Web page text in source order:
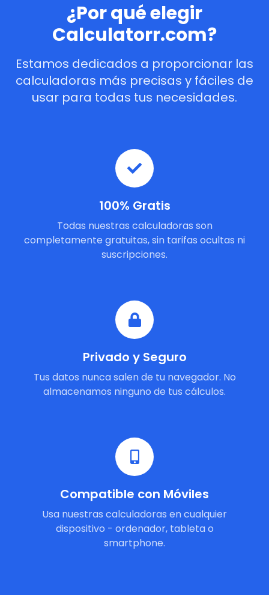
¿Por qué elegir
Calculatorr.com?
Estamos dedicados a proporcionar las
calculadoras más precisas y fáciles de
usar para todas tus necesidades.
100% Gratis
Todas nuestras calculadoras son
completamente gratuitas, sin tarifas ocultas ni
suscripciones.
Privado y Seguro
Tus datos nunca salen de tu navegador. No
almacenamos ninguno de tus cálculos.
Compatible con Móviles
Usa nuestras calculadoras en cualquier
dispositivo - ordenador, tableta o
smartphone.